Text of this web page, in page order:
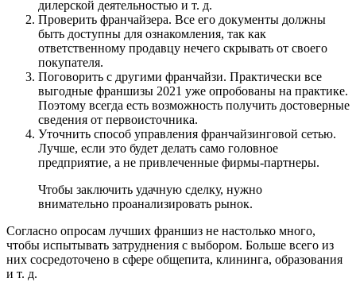
дилерской деятельностью и т. д.
Проверить франчайзера. Все его документы должны
быть доступны для ознакомления, так как
ответственному продавцу нечего скрывать от своего
покупателя.
Поговорить с другими франчайзи. Практически все
выгодные франшизы 2021 уже опробованы на практике.
Поэтому всегда есть возможность получить достоверные
сведения от первоисточника.
Уточнить способ управления франчайзинговой сетью.
Лучше, если это будет делать само головное
предприятие, а не привлеченные фирмы-партнеры.
Чтобы заключить удачную сделку, нужно
внимательно проанализировать рынок.
Согласно опросам лучших франшиз не настолько много,
чтобы испытывать затруднения с выбором. Больше всего из
них сосредоточено в сфере общепита, клининга, образования
и т. д.